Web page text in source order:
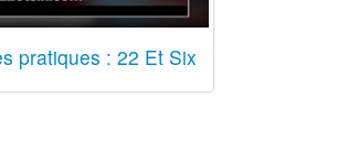
pratiques : 22 Et Six